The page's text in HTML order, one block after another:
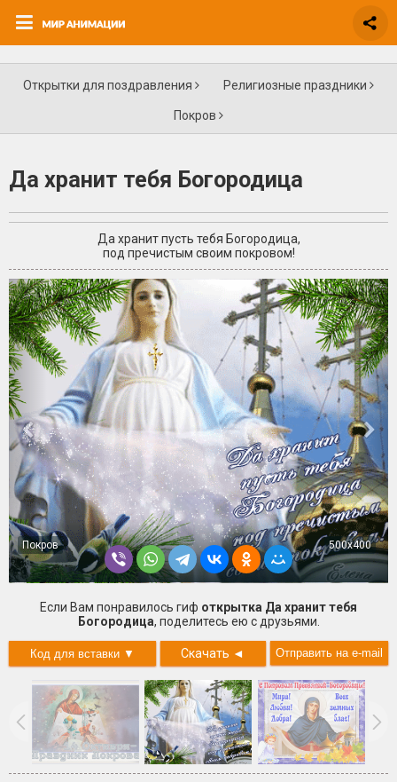
Открытки для поздравления Религиозные праздники
Покров
Да хранит тебя Богородица
Да хранит пусть тебя Богородица,
под пречистым своим покровом!
+3
Покров 500x400
Если Вам понравилось гиф открытка Да хранит тебя
Богородица, поделитесь ею с друзьями.
Скачать ◄